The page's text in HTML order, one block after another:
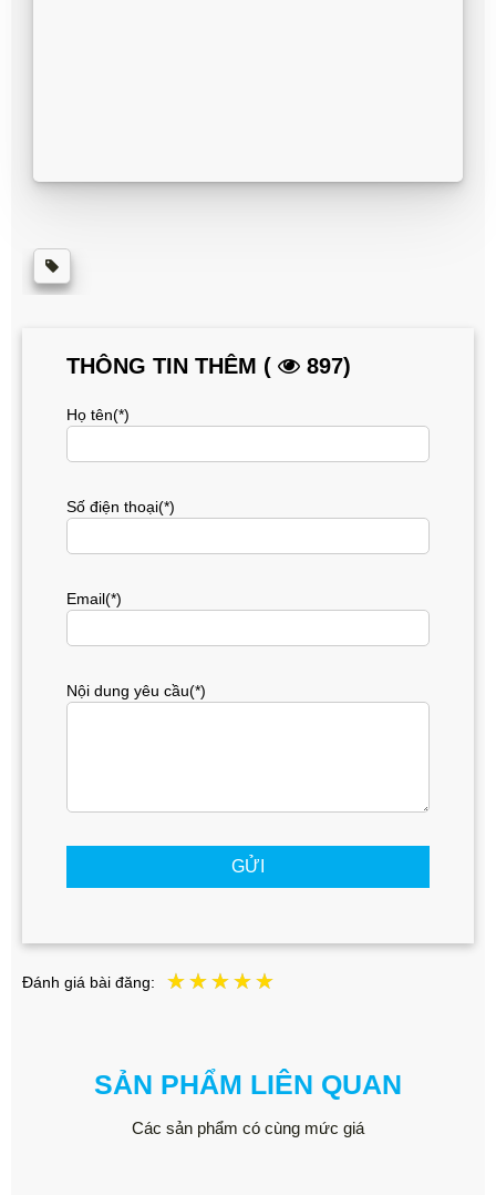
THÔNG TIN THÊM ( 897)
Họ tên(*)
Số điện thoại(*)
Email(*)
Nội dung yêu cầu(*)
GỬI
Đánh giá bài đăng:
SẢN PHẨM LIÊN QUAN
Các sản phẩm có cùng mức giá